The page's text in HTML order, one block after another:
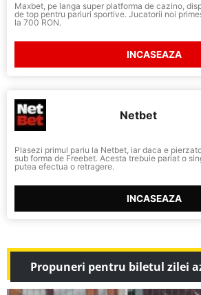
Maxbet, pe langa super platforma de cazino,
de top pentru pariuri sportive. Jucatorii noi
la 700 RON.
INCASEAZA
Netbet
Plasezi primul pariu la Netbet, iar daca e
sub forma de Freebet. Acesta trebuie pariat o
putea efectua o retragere.
INCASEAZA
Propuneri pentru biletul zilei